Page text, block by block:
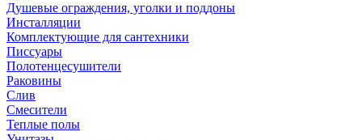
Душевые ограждения, уголки и поддоны
Инсталляции
Комплектующие для сантехники
Писсуары
Полотенцесушители
Раковины
Слив
Смесители
Теплые полы